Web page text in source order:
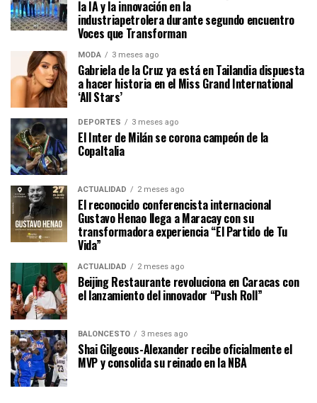
la IA y la innovación en la
industriapetrolera durante segundo encuentro
Voces que Transforman
MODA 3 meses ago
Gabriela de la Cruz ya está en Tailandia dispuesta
a hacer historia en el Miss Grand International
‘All Stars’
DEPORTES 3 meses ago
El Inter de Milán se corona campeón de la
CopaItalia
ACTUALIDAD 2 meses ago
El reconocido conferencista internacional
Gustavo Henao llega a Maracay con su
transformadora experiencia “El Partido de Tu
Vida”
ACTUALIDAD 2 meses ago
Beijing Restaurante revoluciona en Caracas con
el lanzamiento del innovador “Push Roll”
BALONCESTO 3 meses ago
Shai Gilgeous-Alexander recibe oficialmente el
MVP y consolida su reinado en la NBA